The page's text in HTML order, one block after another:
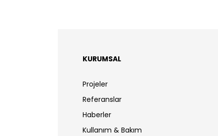
KURUMSAL
Projeler
Referanslar
Haberler
Kullanım & Bakım